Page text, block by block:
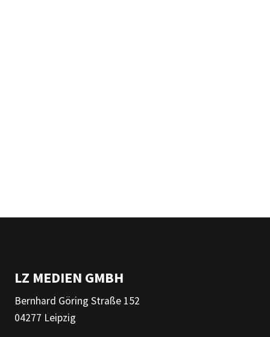
LZ MEDIEN GMBH
Bernhard Göring Straße 152
04277 Leipzig